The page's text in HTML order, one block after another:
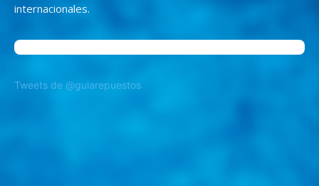
internacionales.
Tweets de @guiarepuestos